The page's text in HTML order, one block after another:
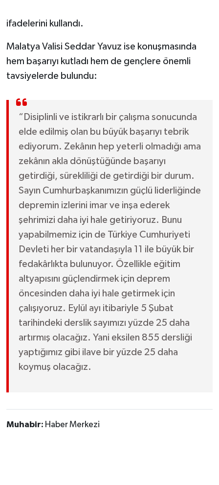
ifadelerini kullandı.
Malatya Valisi Seddar Yavuz ise konuşmasında
hem başarıyı kutladı hem de gençlere önemli
tavsiyelerde bulundu:
“Disiplinli ve istikrarlı bir çalışma sonucunda
elde edilmiş olan bu büyük başarıyı tebrik
ediyorum. Zekânın hep yeterli olmadığı ama
zekânın akla dönüştüğünde başarıyı
getirdiği, sürekliliği de getirdiği bir durum.
Sayın Cumhurbaşkanımızın güçlü liderliğinde
depremin izlerini imar ve inşa ederek
şehrimizi daha iyi hale getiriyoruz. Bunu
yapabilmemiz için de Türkiye Cumhuriyeti
Devleti her bir vatandaşıyla 11 ile büyük bir
fedakârlıkta bulunuyor. Özellikle eğitim
altyapısını güçlendirmek için deprem
öncesinden daha iyi hale getirmek için
çalışıyoruz. Eylül ayı itibariyle 5 Şubat
tarihindeki derslik sayımızı yüzde 25 daha
artırmış olacağız. Yani eksilen 855 dersliği
yaptığımız gibi ilave bir yüzde 25 daha
koymuş olacağız.
Muhabir: Haber Merkezi